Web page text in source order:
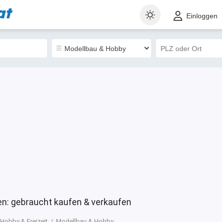
Einloggen
gebraucht kaufen & verkaufen